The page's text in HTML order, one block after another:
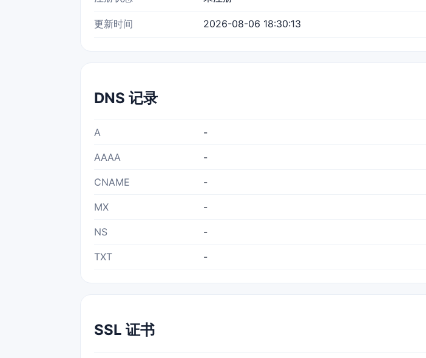
更新时间 2026-08-06 18:30:13
DNS 记录
A -
AAAA -
CNAME -
MX -
NS -
TXT -
SSL 证书